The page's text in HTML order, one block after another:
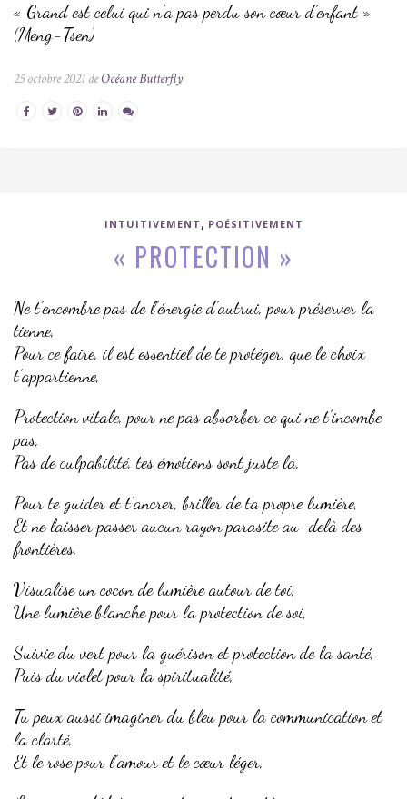
« Grand est celui qui n’a pas perdu son cœur d’enfant »
(Meng-Tsen)
25 octobre 2021 deOcéane Butterfly
INTUITIVEMENT , POÉSITIVEMENT
« PROTECTION »
Ne t’encombre pas de l’énergie d’autrui, pour préserver la
tienne,
Pour ce faire, il est essentiel de te protéger, que le choix
t’appartienne,
Protection vitale, pour ne pas absorber ce qui ne t’incombe
pas,
Pas de culpabilité, tes émotions sont juste là,
Pour te guider et t’ancrer, briller de ta propre lumière,
Et ne laisser passer aucun rayon parasite au-delà des
frontières,
Visualise un cocon de lumière autour de toi,
Une lumière blanche pour la protection de soi,
Suivie du vert pour la guérison et protection de la santé,
Puis du violet pour la spiritualité,
Tu peux aussi imaginer du bleu pour la communication et
la clarté,
Et le rose pour l’amour et le cœur léger,